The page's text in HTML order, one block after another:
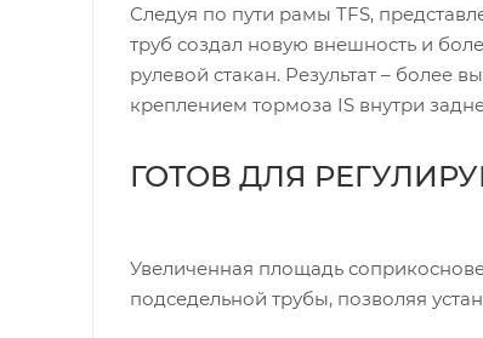
Следуя по пути рамы TFS,
труб создал новую внешность и
рулевой стакан. Результат – более
креплением тормоза IS внутри
ГОТОВ ДЛЯ
Увеличенная площадь
подседельной трубы, позволяя